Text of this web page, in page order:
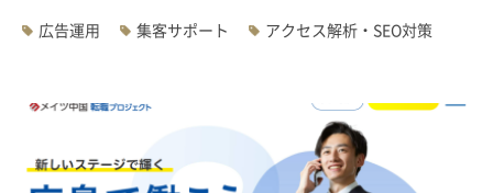
広告運用
集客サポート アクセス解析・SEO対策